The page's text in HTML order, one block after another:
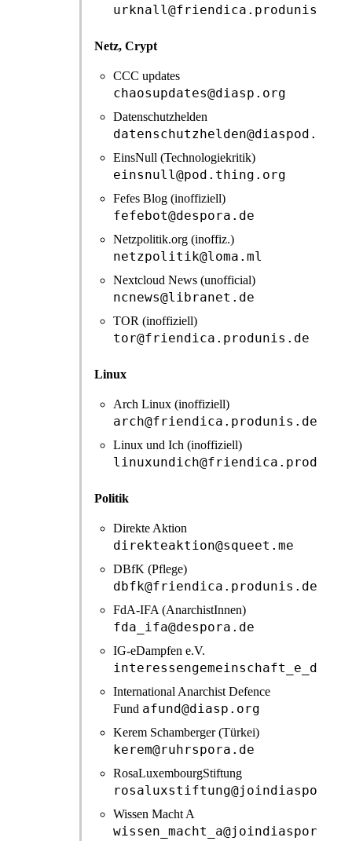
urknall@friendica.produnis.de
Netz, Crypt
CCC updates
chaosupdates@diasp.org
Datenschutzhelden
datenschutzhelden@diaspod.de
EinsNull (Technologiekritik)
einsnull@pod.thing.org
Fefes Blog (inoffiziell)
fefebot@despora.de
Netzpolitik.org (inoffiz.)
netzpolitik@loma.ml
Nextcloud News (unofficial)
ncnews@libranet.de
TOR (inoffiziell)
tor@friendica.produnis.de
Linux
Arch Linux (inoffiziell)
arch@friendica.produnis.de
Linux und Ich (inoffiziell)
Politik
Direkte Aktion
direkteaktion@squeet.me
DBfK (Pflege)
dbfk@friendica.produnis.de
FdA-IFA (AnarchistInnen)
fda_ifa@despora.de
IG-eDampfen e.V.
International Anarchist Defence
Fund afund@diasp.org
Kerem Schamberger (Türkei)
kerem@ruhrspora.de
RosaLuxembourgStiftung
Wissen Macht A